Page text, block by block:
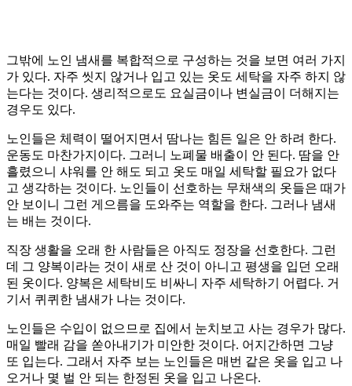
그밖에 노인 냄새를 복합적으로 구성하는 것을 보면 여러 가지
가 있다. 자주 씻지 않거나 입고 있는 옷도 세탁을 자주 하지 않
는다는 것이다. 생리적으로도 요실금이나 변실금이 더해지는
경우도 있다.
노인들은 체력이 떨어지면서 땀나는 힘든 일은 안 하려 한다.
운동도 마찬가지이다. 그러니 노폐물 배출이 안 된다. 땀을 안
흘렸으니 샤워를 안 해도 되고 옷도 매일 세탁할 필요가 없다
고 생각하는 것이다. 노인들이 선호하는 무채색의 옷들은 때가
안 보이니 그런 게으름을 도와주는 역할을 한다. 그러나 냄새
는 배는 것이다.
직장 생활을 오래 한 사람들은 아직도 정장을 선호한다. 그런
데 그 양복이라는 것이 새로 산 것이 아니고 평생을 입던 오래
된 옷이다. 양복은 세탁비도 비싸니 자주 세탁하기 어렵다. 거
기서 퀴퀴한 냄새가 나는 것이다.
노인들은 수입이 없으므로 집에서 눈치보고 사는 경우가 많다.
매일 빨래 감을 쏟아내기가 미안한 것이다. 어지간하면 그냥
또 입는다. 그래서 자주 보는 노인들은 매번 같은 옷을 입고 나
오거나 몇 벌 안 되는 한정된 옷을 입고 나온다.